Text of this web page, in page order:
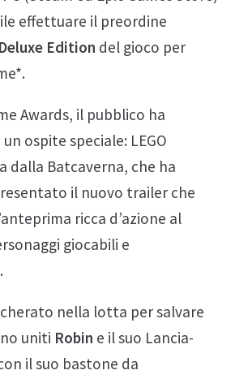
effettuare il preordine
Deluxe Edition del gioco per
Awards, il pubblico ha
ospite speciale: LEGO
dalla Batcaverna, che ha
il nuovo trailer che
ricca d’azione al
giocabili e
nella lotta per salvare
uniti Robin e il suo Lancia-
il suo bastone da